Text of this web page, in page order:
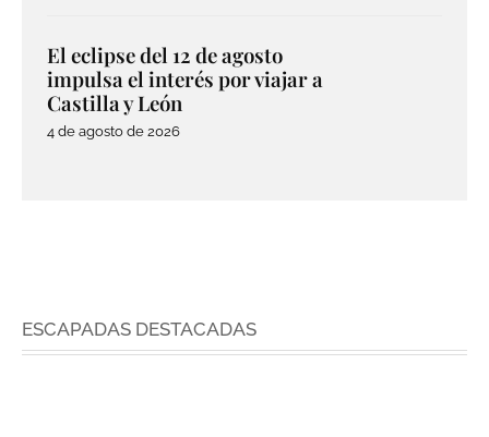
El eclipse del 12 de agosto
impulsa el interés por viajar a
Castilla y León
4 de agosto de 2026
ESCAPADAS DESTACADAS